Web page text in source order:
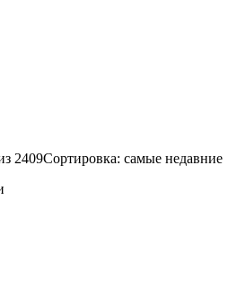
2409Сортировка: самые недавние